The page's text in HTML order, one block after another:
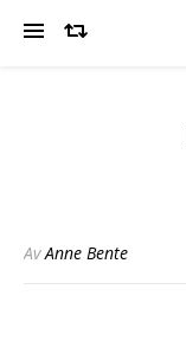
AvAnne Bente